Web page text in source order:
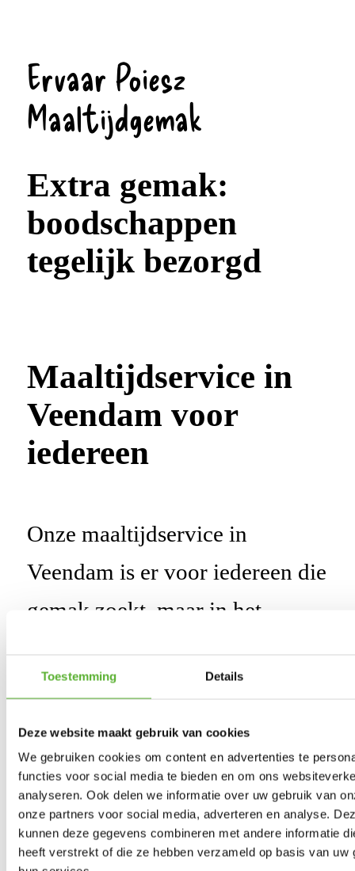
Toestemming Details
Deze website maakt gebruik van cookies
We gebruiken cookies om content en advertenties te
functies voor social media te bieden en om ons
analyseren. Ook delen we informatie over uw gebruik van
onze partners voor social media, adverteren en analyse.
kunnen deze gegevens combineren met andere informatie
heeft verstrekt of die ze hebben verzameld op basis van uw
Ervaar Poiesz
Maaltijdgemak
Extra gemak:
boodschappen
tegelijk bezorgd
Maaltijdservice in
Veendam voor
iedereen
Onze maaltijdservice in
Veendam is er voor iedereen die
gemak zoekt, maar in het
mantelzorgers. Op latere leeftijd
kan koken een uitdaging
worden, terwijl een gezonde en
voedzame maaltijd juist extra
belangrijk is om vitaal te